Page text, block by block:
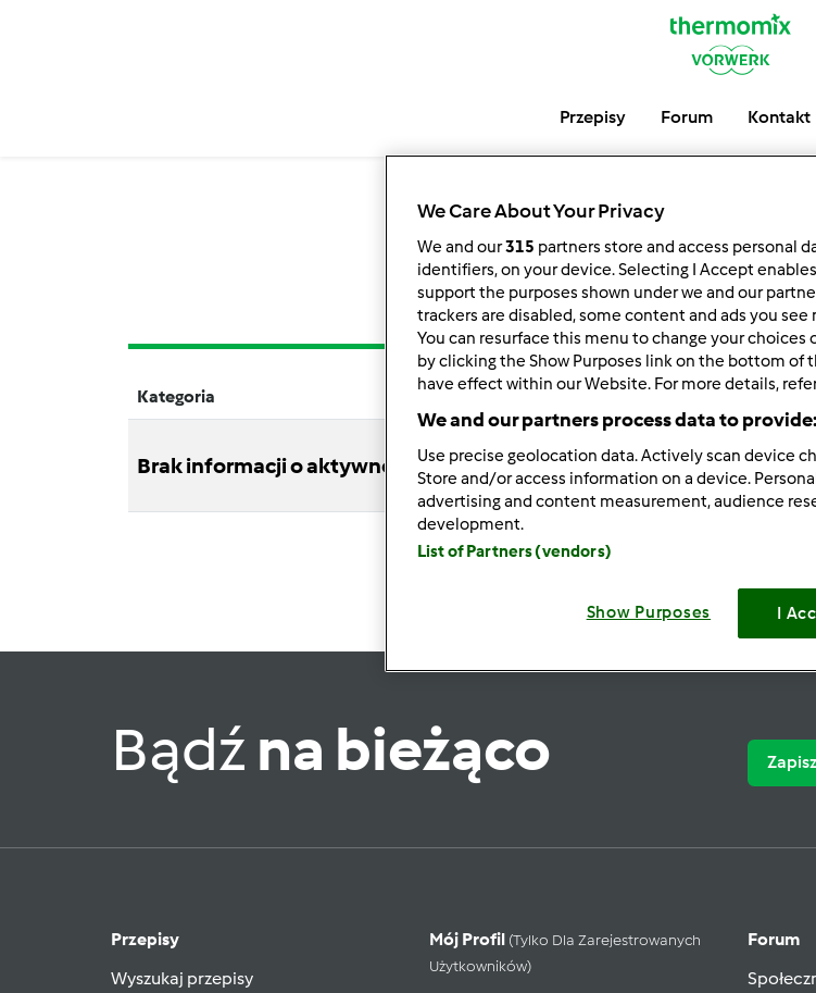
Przepisy Forum Kontakt
Ostatnie
Kategoria Tytuł Autor
Brak informacji o aktywnościach
Bądź na bieżąco
Przepisy
Wyszukaj przepisy
Mój Profil (tylko Dla Zarejestrowanych
Użytkowników)
Forum
We Care About Your Privacy
We and our315 partners store and access personal
identifiers, on your device. Selecting I Accept
support the purposes shown under we and our
trackers are disabled, some content and ads you
You can resurface this menu to change your
by clicking the Show Purposes link on the bottom of
have effect within our Website. For more details,
We and our partners process data to provide:
Use precise geolocation data. Actively scan device
Store and/or access information on a device.
advertising and content measurement, audience
development.
List of Partners (vendors)
Show Purposes I